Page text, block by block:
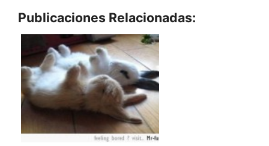
Publicaciones Relacionadas: